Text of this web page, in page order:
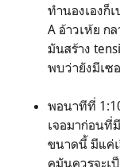
ทำนองเองก็
A อ้าวเห้ย ก
มันสร้าง
พบว่ายังมีเซ
พอนาทีที่
เจอมาก่อนที่
ขนาดนี้ มีแค่
คมันควรจะ